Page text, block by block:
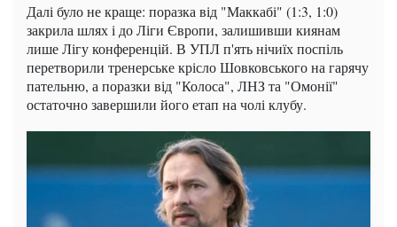
Далі було не краще: поразка від "Маккабі" (1:3, 1:0)
закрила шлях і до Ліги Європи, залишивши киянам
лише Лігу конференцій. В УПЛ п'ять нічиїх поспіль
перетворили тренерське крісло Шовковського на гарячу
пательню, а поразки від "Колоса", ЛНЗ та "Омонії"
остаточно завершили його етап на чолі клубу.